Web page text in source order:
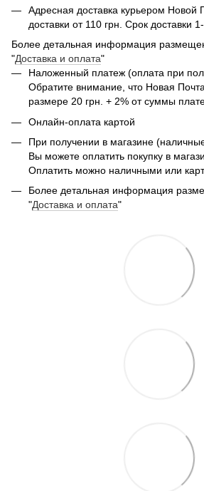
Адресная доставка курьером Новой
доставки от 110 грн. Срок доставки
Более детальная информация
"Доставка и оплата"
Наложенный платеж (оплата при
Обратите внимание, что Новая
размере 20 грн. + 2% от суммы
Онлайн-оплата картой
При получении в магазине
Вы можете оплатить покупку в
Оплатить можно наличными или
Более детальная информация
"Доставка и оплата"